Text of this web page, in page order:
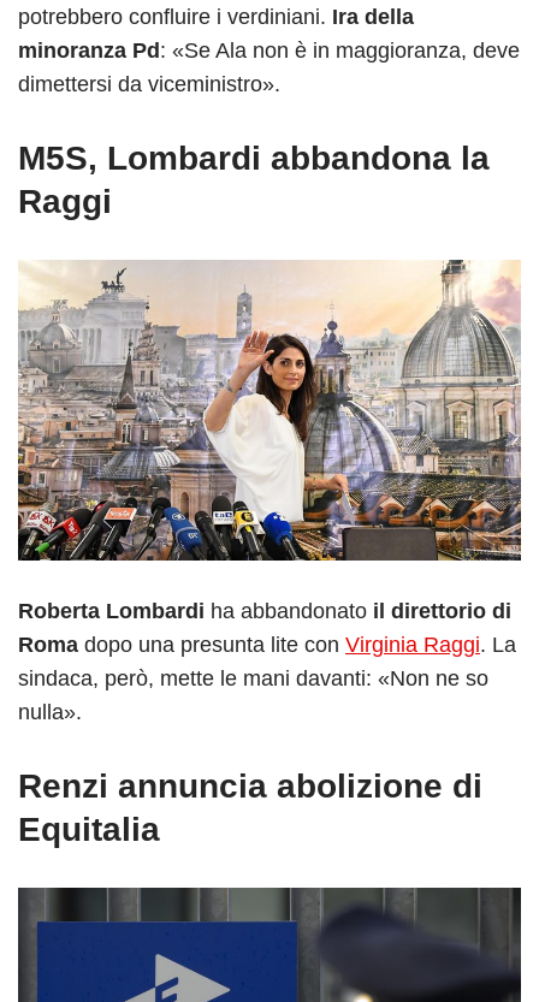
potrebbero confluire i verdiniani. Ira della
minoranza Pd: «Se Ala non è in maggioranza, deve
dimettersi da viceministro».
M5S, Lombardi abbandona la
Raggi
Roberta Lombardi ha abbandonato il direttorio di
Roma dopo una presunta lite con Virginia Raggi. La
sindaca, però, mette le mani davanti: «Non ne so
nulla».
Renzi annuncia abolizione di
Equitalia